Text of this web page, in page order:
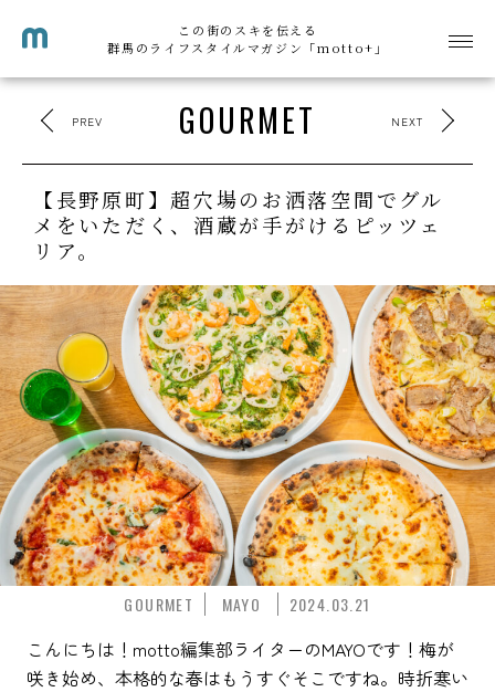
この街のスキを伝える
群馬のライフスタイルマガジン「motto+」
GOURMET
PREV NEXT
【長野原町】超穴場のお洒落空間でグル
メをいただく、酒蔵が手がけるピッツェ
リア。
GOURMET MAYO 2024.03.21
こんにちは！motto編集部ライターのMAYOです！梅が
咲き始め、本格的な春はもうすぐそこですね。時折寒い